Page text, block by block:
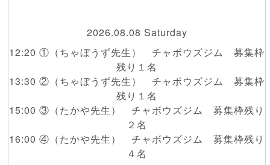
2026.08.08 Saturday
12:20 ①（ちゃぼうず先生） チャボウズジム 募集枠
残り１名
13:30 ②（ちゃぼうず先生） チャボウズジム 募集枠
残り１名
15:00 ③（たかや先生） チャボウズジム 募集枠残り
２名
16:00 ④（たかや先生） チャボウズジム 募集枠残り
４名